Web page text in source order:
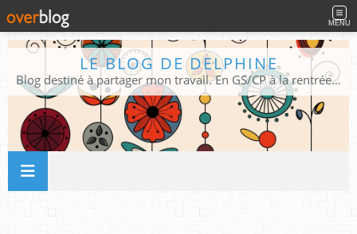
MENU
LE BLOG DE DELPHINE
Blog destiné à partager mon travail. En GS/CP à la rentrée 2026/2027 !